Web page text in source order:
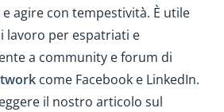
e agire con tempestività. È utile
lavoro per espatriati e
a community e forum di
come Facebook e LinkedIn.
il nostro articolo sul